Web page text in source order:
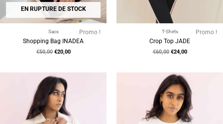
EN RUPTURE DE STOCK
Promo !
Sacs
Shopping Bag INADEA
€50,00 €20,00
Promo !
T-Shirts
Crop Top JADE
€60,00 €24,00